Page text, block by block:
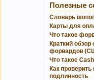
Полезные
Словарь
Карты для
Что такое
Краткий
форвардов
Что такое
Как проверить
подлинность